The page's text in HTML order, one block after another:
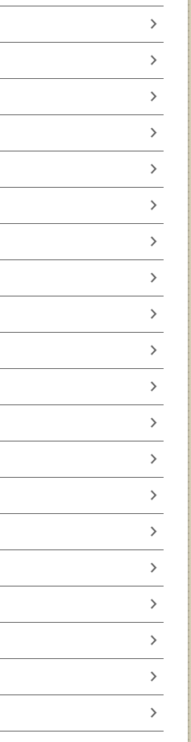
chevron_right
chevron_right
chevron_right
chevron_right
chevron_right
chevron_right
chevron_right
chevron_right
chevron_right
chevron_right
chevron_right
chevron_right
chevron_right
chevron_right
chevron_right
chevron_right
chevron_right
chevron_right
chevron_right
chevron_right